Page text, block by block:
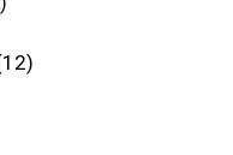
12